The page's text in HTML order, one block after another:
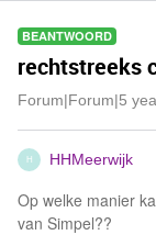
BEANTWOORD
rechtstreeks
Forum|Forum|5
H HHMeerwijk
Op welke manier
van Simpel??